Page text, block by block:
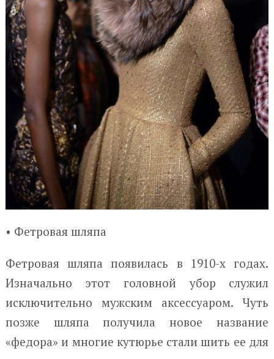
• Фетровая шляпа
Фетровая шляпа появилась в 1910-х годах.
Изначально этот головной убор служил
исключительно мужским аксессуаром. Чуть
позже шляпа получила новое название
«федора» и многие кутюрье стали шить ее для